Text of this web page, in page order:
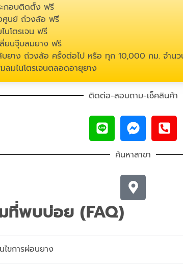
ะกอบติดตั้ง ฟรี
ศูนย์ ถ่วงล้อ ฟรี
นโตรเจน ฟรี
ยนจุ๊บลมยาง ฟรี
ยาง ถ่วงล้อ ครั้งต่อไป หรือ ทุก 10,000 กม. จำน
ลมไนโตรเจนตลอดอายุยาง
ติดต่อ-สอบถาม-เช็คสินค้า
ค้นหาสาขา
ที่พบบ่อย (FAQ)
ไขการผ่อนยาง